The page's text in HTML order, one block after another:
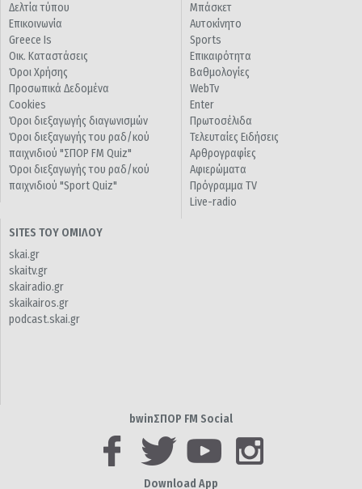
Δελτία τύπου
Επικοινωνία
Greece Is
Οικ. Καταστάσεις
Όροι Χρήσης
Προσωπικά Δεδομένα
Cookies
Όροι διεξαγωγής διαγωνισμών
Όροι διεξαγωγής του ραδ/κού
παιχνιδιού "ΣΠΟΡ FM Quiz"
Όροι διεξαγωγής του ραδ/κού
παιχνιδιού "Sport Quiz"
Μπάσκετ
Αυτοκίνητο
Sports
Επικαιρότητα
Βαθμολογίες
WebTv
Enter
Πρωτοσέλιδα
Τελευταίες Ειδήσεις
Αρθρογραφίες
Αφιερώματα
Πρόγραμμα TV
Live-radio
SITES ΤΟΥ ΟΜΙΛΟΥ
skai.gr
skaitv.gr
skairadio.gr
skaikairos.gr
podcast.skai.gr
bwinΣΠΟΡ FM Social
Download App